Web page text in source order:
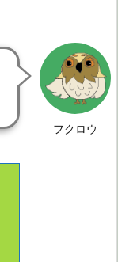
フクロウ